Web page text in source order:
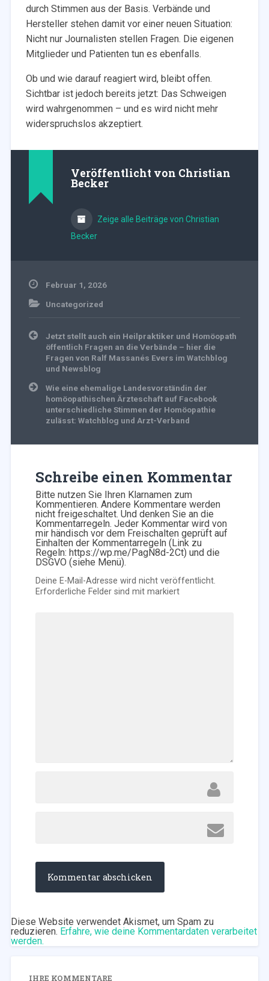
durch Stimmen aus der Basis. Verbände und
Hersteller stehen damit vor einer neuen Situation:
Nicht nur Journalisten stellen Fragen. Die eigenen
Mitglieder und Patienten tun es ebenfalls.
Ob und wie darauf reagiert wird, bleibt offen.
Sichtbar ist jedoch bereits jetzt: Das Schweigen
wird wahrgenommen – und es wird nicht mehr
widerspruchslos akzeptiert.
Veröffentlicht von Christian
Becker
Zeige alle Beiträge von Christian
Becker
Februar 1, 2026
Uncategorized
Beitragsnavigation
Jetzt stellt auch ein Heilpraktiker und Homöopath
öffentlich Fragen an die Verbände – hier die
Fragen von Ralf Massanés Evers im Watchblog
und Newsblog
Wie eine ehemalige Landesvorständin der
homöopathischen Ärzteschaft auf Facebook
unterschiedliche Stimmen der Homöopathie
zulässt: Watchblog und Arzt-Verband
Schreibe einen Kommentar
Bitte nutzen Sie Ihren Klarnamen zum
Kommentieren. Andere Kommentare werden
nicht freigeschaltet. Und denken Sie an die
Kommentarregeln. Jeder Kommentar wird von
mir händisch vor dem Freischalten geprüft auf
Einhalten der Kommentarregeln (Link zu
Regeln: https://wp.me/PagN8d-2Ct) und die
DSGVO (siehe Menü).
Deine E-Mail-Adresse wird nicht veröffentlicht.
Erforderliche Felder sind mitmarkiert
Diese Website verwendet Akismet, um Spam zu
reduzieren. Erfahre, wie deine Kommentardaten verarbeitet
werden.
IHRE KOMMENTARE